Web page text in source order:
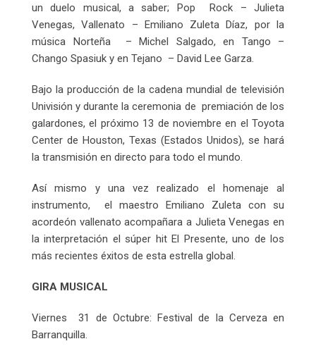
un duelo musical, a saber; Pop Rock – Julieta
Venegas, Vallenato – Emiliano Zuleta Díaz, por la
música Norteña – Michel Salgado, en Tango –
Chango Spasiuk y en Tejano – David Lee Garza.
Bajo la producción de la cadena mundial de televisión
Univisión y durante la ceremonia de premiación de los
galardones, el próximo 13 de noviembre en el Toyota
Center de Houston, Texas (Estados Unidos), se hará
la transmisión en directo para todo el mundo.
Así mismo y una vez realizado el homenaje al
instrumento, el maestro Emiliano Zuleta con su
acordeón vallenato acompañara a Julieta Venegas en
la interpretación el súper hit El Presente, uno de los
más recientes éxitos de esta estrella global.
GIRA MUSICAL
Viernes 31 de Octubre: Festival de la Cerveza en
Barranquilla.